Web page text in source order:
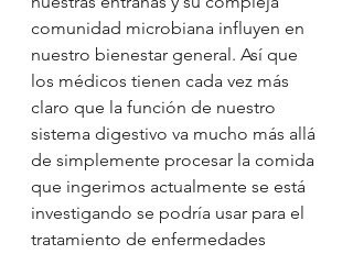
comunidad microbiana influyen en
nuestro bienestar general. Así que
los médicos tienen cada vez más
claro que la función de nuestro
sistema digestivo va mucho más allá
de simplemente procesar la comida
que ingerimos actualmente se está
investigando se podría usar para el
tratamiento de enfermedades